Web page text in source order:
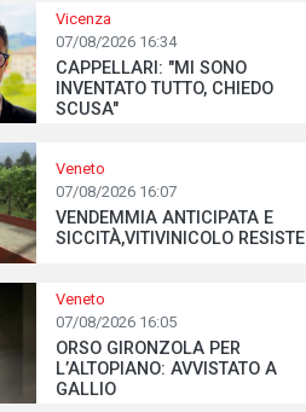
Vicenza
07/08/2026 16:34
CAPPELLARI: "MI SONO
INVENTATO TUTTO, CHIEDO
SCUSA"
Veneto
07/08/2026 16:07
VENDEMMIA ANTICIPATA E
SICCITÀ,VITIVINICOLO RESISTE
Veneto
07/08/2026 16:05
ORSO GIRONZOLA PER
L’ALTOPIANO: AVVISTATO A
GALLIO